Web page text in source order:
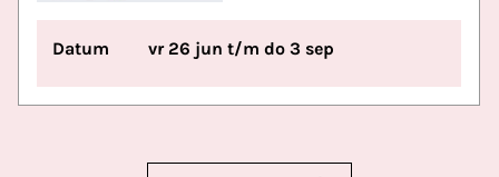
Datum vr 26 jun t/m do 3 sep